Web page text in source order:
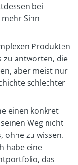
bei
Sinn
Produkten
zu antworten, die
aber meist nur
schlechter
einen konkret
Weg nicht
ohne zu wissen,
habe eine
das